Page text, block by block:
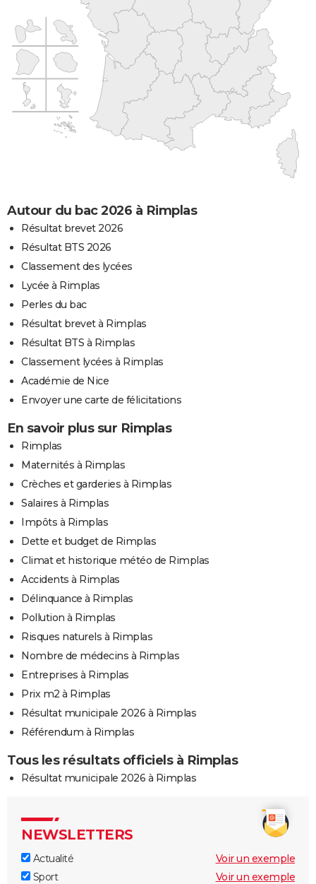
Autour du bac 2026 à Rimplas
Résultat brevet 2026
Résultat BTS 2026
Classement des lycées
Lycée à Rimplas
Perles du bac
Résultat brevet à Rimplas
Résultat BTS à Rimplas
Classement lycées à Rimplas
Académie de Nice
Envoyer une carte de félicitations
En savoir plus sur Rimplas
Rimplas
Maternités à Rimplas
Crèches et garderies à Rimplas
Salaires à Rimplas
Impôts à Rimplas
Dette et budget de Rimplas
Climat et historique météo de Rimplas
Accidents à Rimplas
Délinquance à Rimplas
Pollution à Rimplas
Risques naturels à Rimplas
Nombre de médecins à Rimplas
Entreprises à Rimplas
Prix m2 à Rimplas
Résultat municipale 2026 à Rimplas
Référendum à Rimplas
Tous les résultats officiels à Rimplas
Résultat municipale 2026 à Rimplas
NEWSLETTERS
Actualité
Voir un exemple
Sport
Voir un exemple